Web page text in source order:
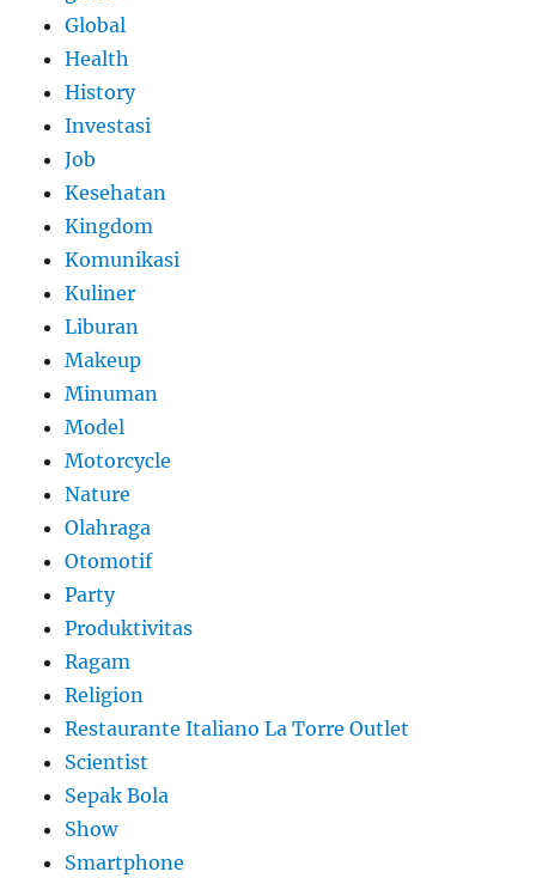
Global
Health
History
Investasi
Job
Kesehatan
Kingdom
Komunikasi
Kuliner
Liburan
Makeup
Minuman
Model
Motorcycle
Nature
Olahraga
Otomotif
Party
Produktivitas
Ragam
Religion
Restaurante Italiano La Torre Outlet
Scientist
Sepak Bola
Show
Smartphone